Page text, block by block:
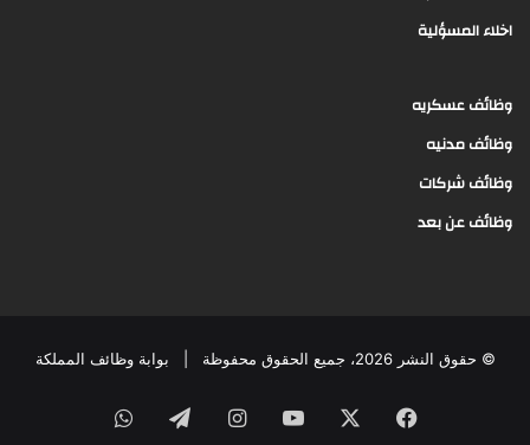
اخلاء المسؤلية
وظائف عسكريه
وظائف مدنيه
وظائف شركات
وظائف عن بعد
© حقوق النشر 2026، جميع الحقوق محفوظة | بوابة وظائف المملكة
فيسبوك ‫YouTubeانستقرامتيلقرامواتساب